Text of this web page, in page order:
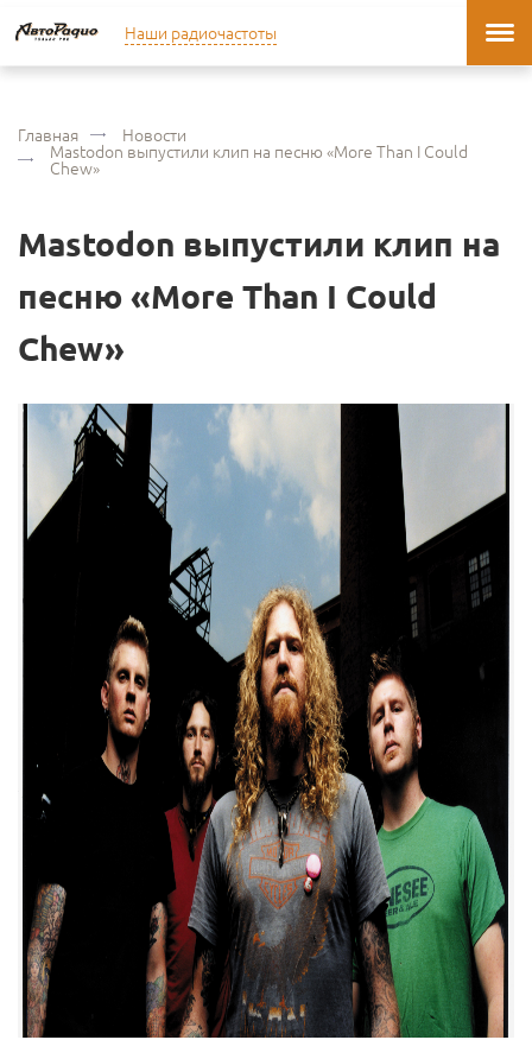
Наши радиочастоты
Главная Новости
Mastodon выпустили клип на песню «More Than I Could
Chew»
Mastodon выпустили клип на
песню «More Than I Could
Chew»